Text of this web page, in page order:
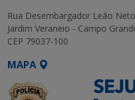
Rua Desembargador Leão
Jardim Veraneio - Campo
CEP 79037-100
MAPA